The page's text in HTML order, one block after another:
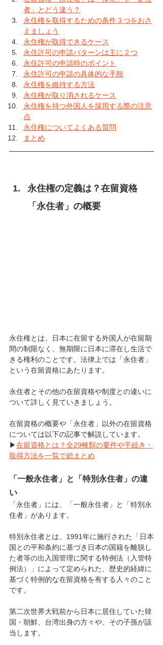
者」とどう違う？
永住権を取得するための条件３つをおさ
えましょう
永住権が取得できるケース
永住許可の申請パターンは主に２つ
永住許可の申請時のポイント
永住許可の申請の具体的な手順
永住権を維持する方法
永住権が取り消されるケース
永住権を持つ外国人を採用する際の注意
点
永住権についてよくある質問
まとめ
永住権の定義は？在留資格
「永住者」の概要
永住権とは、日本に在留する外国人が在留期
間の制限なく、無期限に日本に滞在し生活で
きる権利のことです。法律上では「永住者」
という在留資格にあたります。
永住者とその他の在留資格や制度との違いに
ついて詳しく見ていきましょう。
在留資格の概要や「永住者」以外の在留資格
については以下の記事で解説しています。
▶在留資格とは？全29種類の要件や手続き・
取得方法を一覧で総まとめ
「一般永住者」と「特別永住者」の違
い
「永住者」には、「一般永住者」と「特別永
住者」があります。
特別永住者とは、1991年に施行された「日本
国との平和条約に基づき日本の国籍を離脱し
た者等の出入国管理に関する特例法（入管特
例法）」によって定められた、歴史的経緯に
基づく特例的な在留資格を有する人々のこと
です。
第二次世界大戦前から日本に居住していた韓
国・朝鮮、台湾出身の方々や、その子孫が該
当します。